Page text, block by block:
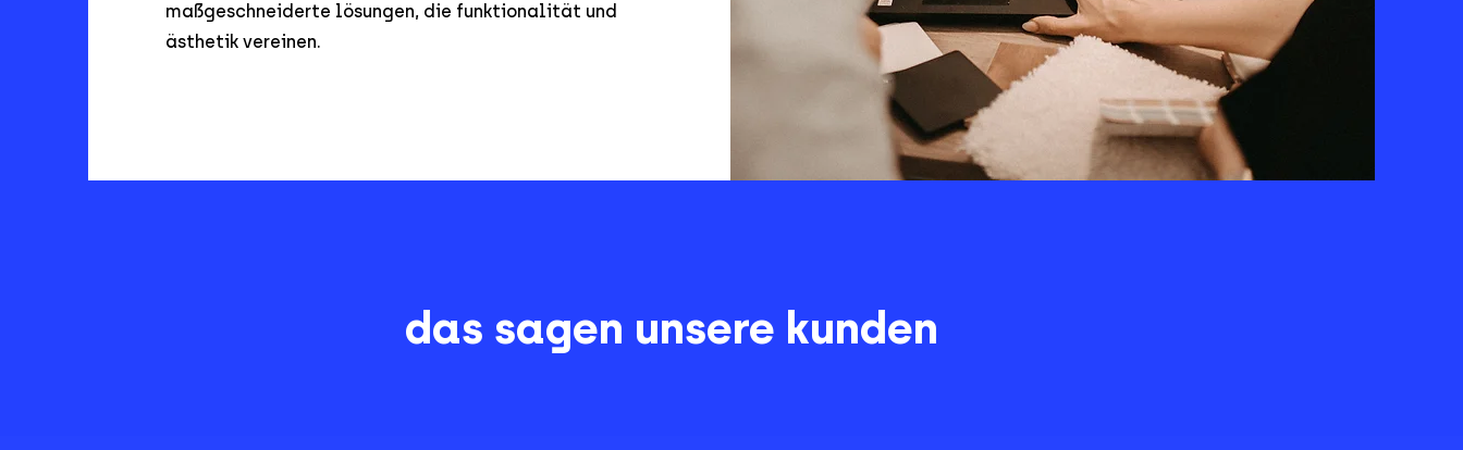
maßgeschneiderte lösungen, die funktionalität und
ästhetik vereinen.
das sagen unsere kunden